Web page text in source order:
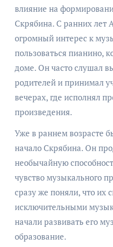
влияние на
Скрябина. С ранних лет
огромный интерес к
пользоваться пианино,
доме. Он часто слушал
родителей и принимал
вечерах, где исполнял
произведения.
Уже в раннем возрасте
начало Скрябина. Он
необычайную
чувство музыкального
сразу же поняли, что их
исключительными
начали развивать его
образование.